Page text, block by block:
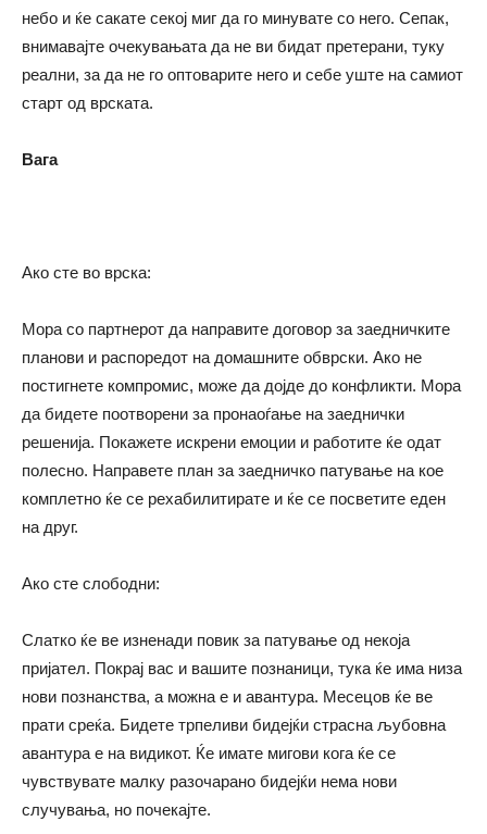
небо и ќе сакате секој миг да го минувате со него. Сепак,
внимавајте очекувањата да не ви бидат претерани, туку
реални, за да не го оптоварите него и себе уште на самиот
старт од врската.
Вага
Ако сте во врска:
Мора со партнерот да направите договор за заедничките
планови и распоредот на домашните обврски. Ако не
постигнете компромис, може да дојде до конфликти. Мора
да бидете поотворени за пронаоѓање на заеднички
решенија. Покажете искрени емоции и работите ќе одат
полесно. Направете план за заедничко патување на кое
комплетно ќе се рехабилитирате и ќе се посветите еден
на друг.
Ако сте слободни:
Слатко ќе ве изненади повик за патување од некоја
пријател. Покрај вас и вашите познаници, тука ќе има низа
нови познанства, а можна е и авантура. Месецов ќе ве
прати среќа. Бидете трпеливи бидејќи страсна љубовна
авантура е на видикот. Ќе имате мигови кога ќе се
чувствувате малку разочарано бидејќи нема нови
случувања, но почекајте.